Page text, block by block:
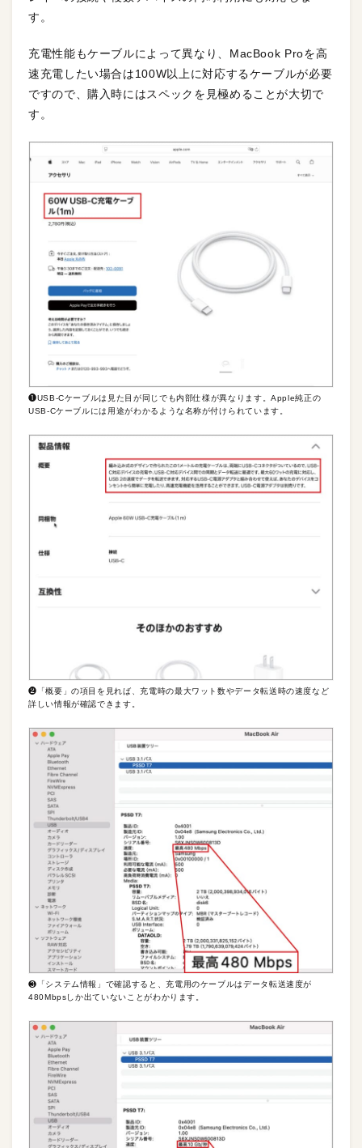
す。
充電性能もケーブルによって異なり、MacBook Proを高
速充電したい場合は100W以上に対応するケーブルが必要
ですので、購入時にはスペックを見極めることが大切で
す。
❶USB-Cケーブルは見た目が同じでも内部仕様が異なります。Apple純正の
USB-Cケーブルには用途がわかるような名称が付けられています。
❷「概要」の項目を見れば、充電時の最大ワット数やデータ転送時の速度など
詳しい情報が確認できます。
❸「システム情報」で確認すると、充電用のケーブルはデータ転送速度が
480Mbpsしか出ていないことがわかります。